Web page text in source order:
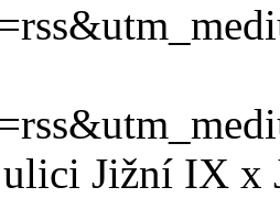
Jižní IX x